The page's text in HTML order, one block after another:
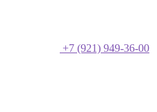
+7 (921) 949-36-00